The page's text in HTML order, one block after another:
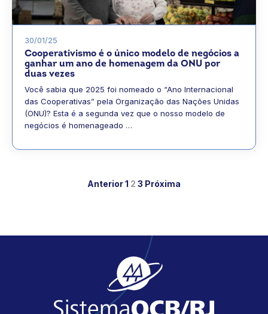
30/01/25
Cooperativismo é o único modelo de negócios a
ganhar um ano de homenagem da ONU por
duas vezes
Você sabia que 2025 foi nomeado o “Ano Internacional
das Cooperativas” pela Organização das Nações Unidas
(ONU)? Esta é a segunda vez que o nosso modelo de
negócios é homenageado …
Anterior1 2 3 Próxima